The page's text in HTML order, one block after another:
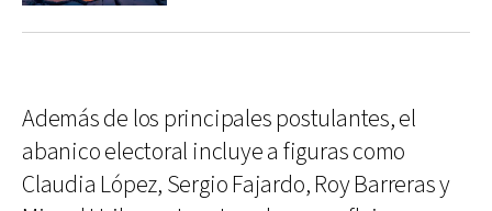
Además de los principales postulantes, el
abanico electoral incluye a figuras como
Claudia López, Sergio Fajardo, Roy Barreras y